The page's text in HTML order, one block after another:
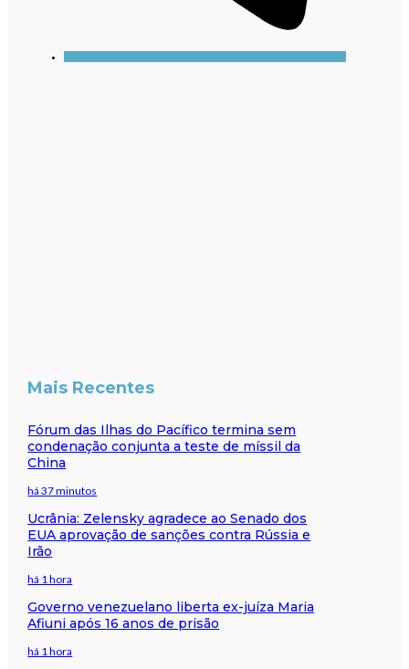
Mais Recentes
Fórum das Ilhas do Pacífico termina sem
condenação conjunta a teste de míssil da
China
há 37 minutos
Ucrânia: Zelensky agradece ao Senado dos
EUA aprovação de sanções contra Rússia e
Irão
há 1 hora
Governo venezuelano liberta ex-juíza Maria
Afiuni após 16 anos de prisão
há 1 hora